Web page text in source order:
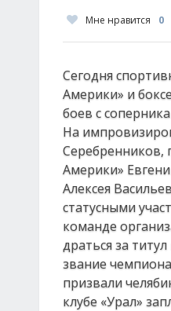
Мне нравится 0
Сегодня
Америки» и
боев с
На
Серебренников,
Америки»
Алексея
статусными
команде
драться за
звание
призвали
клубе «Урал»